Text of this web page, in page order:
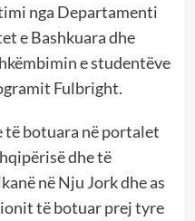
nga Departamenti
e Bashkuara dhe
e studentëve
Fulbright.
të botuara në portalet
dhe të
në Nju Jork dhe as
të botuar prej tyre